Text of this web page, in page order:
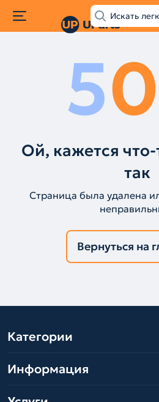
50
Ой, кажется
так
Страница была удалена
Вернуться на
Категории
Информация